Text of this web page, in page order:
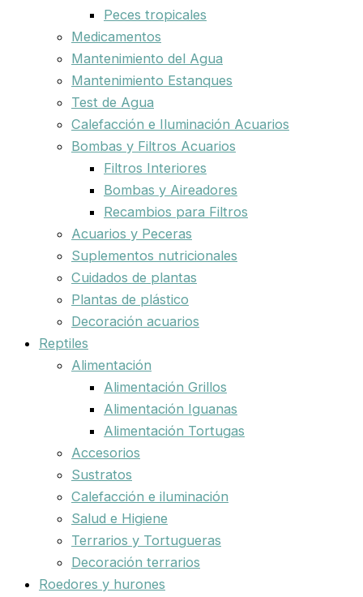
Peces tropicales
Medicamentos
Mantenimiento del Agua
Mantenimiento Estanques
Test de Agua
Calefacción e Iluminación Acuarios
Bombas y Filtros Acuarios
Filtros Interiores
Bombas y Aireadores
Recambios para Filtros
Acuarios y Peceras
Suplementos nutricionales
Cuidados de plantas
Plantas de plástico
Decoración acuarios
Reptiles
Alimentación
Alimentación Grillos
Alimentación Iguanas
Alimentación Tortugas
Accesorios
Sustratos
Calefacción e iluminación
Salud e Higiene
Terrarios y Tortugueras
Decoración terrarios
Roedores y hurones